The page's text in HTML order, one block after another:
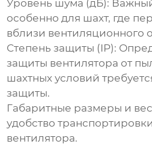
Уровень шума (дБ):
особенно для шахт, где
вблизи вентиляционного
Степень защиты (IP):
защиты вентилятора от
шахтных условий
защиты.
Габаритные размеры и
удобство
вентилятора.